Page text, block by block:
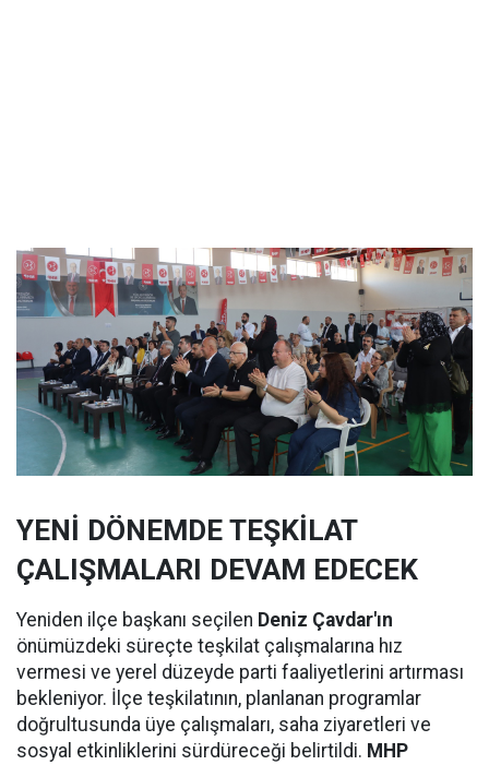
YENİ DÖNEMDE TEŞKİLAT
ÇALIŞMALARI DEVAM EDECEK
Yeniden ilçe başkanı seçilen Deniz Çavdar'ın
önümüzdeki süreçte teşkilat çalışmalarına hız
vermesi ve yerel düzeyde parti faaliyetlerini artırması
bekleniyor. İlçe teşkilatının, planlanan programlar
doğrultusunda üye çalışmaları, saha ziyaretleri ve
sosyal etkinliklerini sürdüreceği belirtildi. MHP